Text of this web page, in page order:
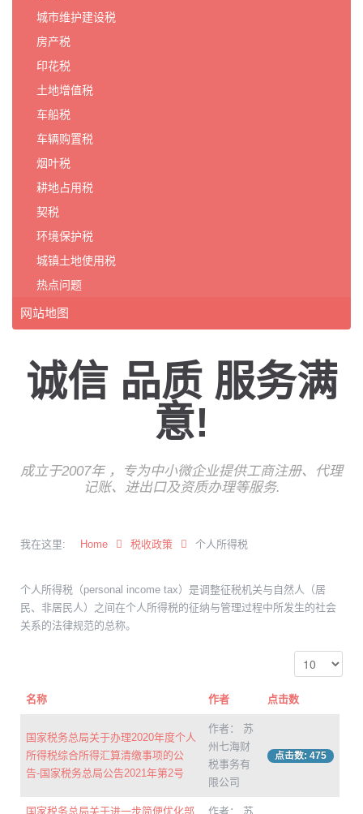
城市维护建设税
房产税
印花税
土地增值税
车船税
车辆购置税
烟叶税
耕地占用税
契税
环境保护税
城镇土地使用税
热点问题
网站地图
诚信 品质 服务满
意!
成立于2007年 ，专为中小微企业提供工商注册、代理
记账、进出口及资质办理等服务.
我在这里: Home 税收政策 个人所得税
个人所得税（personal income tax）是调整征税机关与自然人（居
民、非居民人）之间在个人所得税的征纳与管理过程中所发生的社会
关系的法律规范的总称。
名称 作者 点击数
国家税务总局关于办理2020年度个人
所得税综合所得汇算清缴事项的公
告-国家税务总局公告2021年第2号
作者： 苏
州七海财
税事务有
限公司
点击数: 475
国家税务总局关于进一步简便优化部 作者： 苏